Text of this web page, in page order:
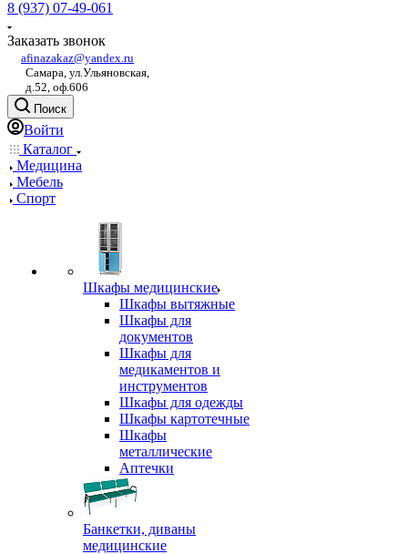
8 (937) 07-49-061
Заказать звонок
afinazakaz@yandex.ru
Самара, ул.Ульяновская,
д.52, оф.606
Поиск
Войти
Каталог
Медицина
Мебель
Спорт
Шкафы медицинские
Шкафы вытяжные
Шкафы для
документов
Шкафы для
медикаментов и
инструментов
Шкафы для одежды
Шкафы картотечные
Шкафы
металлические
Аптечки
Банкетки, диваны
медицинские